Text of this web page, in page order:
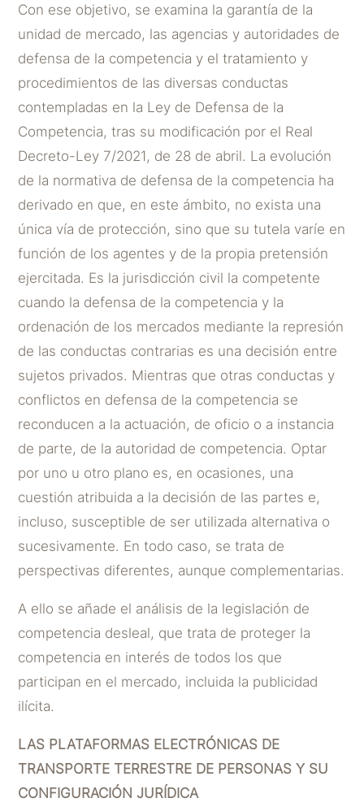
Con ese objetivo, se examina la garantía de la
unidad de mercado, las agencias y autoridades de
defensa de la competencia y el tratamiento y
procedimientos de las diversas conductas
contempladas en la Ley de Defensa de la
Competencia, tras su modificación por el Real
Decreto-Ley 7/2021, de 28 de abril. La evolución
de la normativa de defensa de la competencia ha
derivado en que, en este ámbito, no exista una
única vía de protección, sino que su tutela varíe en
función de los agentes y de la propia pretensión
ejercitada. Es la jurisdicción civil la competente
cuando la defensa de la competencia y la
ordenación de los mercados mediante la represión
de las conductas contrarias es una decisión entre
sujetos privados. Mientras que otras conductas y
conflictos en defensa de la competencia se
reconducen a la actuación, de oficio o a instancia
de parte, de la autoridad de competencia. Optar
por uno u otro plano es, en ocasiones, una
cuestión atribuida a la decisión de las partes e,
incluso, susceptible de ser utilizada alternativa o
sucesivamente. En todo caso, se trata de
perspectivas diferentes, aunque complementarias.
A ello se añade el análisis de la legislación de
competencia desleal, que trata de proteger la
competencia en interés de todos los que
participan en el mercado, incluida la publicidad
ilícita.
LAS PLATAFORMAS ELECTRÓNICAS DE
TRANSPORTE TERRESTRE DE PERSONAS Y SU
CONFIGURACIÓN JURÍDICA